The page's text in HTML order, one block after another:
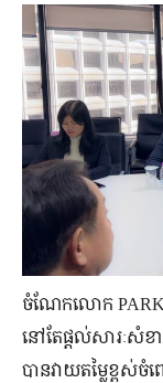
ចំណែកលោក PARK
នៅតែផ្តល់សារៈសំខ
បានវាយតម្លៃខ្ពស់ចំ